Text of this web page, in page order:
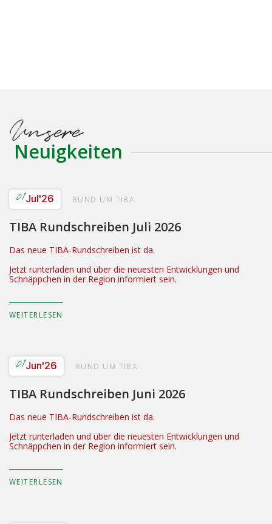
Unsere
Neuigkeiten
01Jul '26 RUND UM TIBA
TIBA Rundschreiben Juli 2026
Das neue TIBA-Rundschreiben ist da.
Jetzt runterladen und über die neuesten Entwicklungen und
Schnäppchen in der Region informiert sein.
WEITERLESEN
01Jun'26 RUND UM TIBA
TIBA Rundschreiben Juni 2026
Das neue TIBA-Rundschreiben ist da.
Jetzt runterladen und über die neuesten Entwicklungen und
Schnäppchen in der Region informiert sein.
WEITERLESEN